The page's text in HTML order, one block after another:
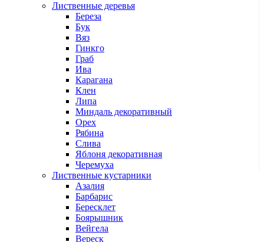
Лиственные деревья
Береза
Бук
Вяз
Гинкго
Граб
Ива
Карагана
Клен
Липа
Миндаль декоративный
Орех
Рябина
Слива
Яблоня декоративная
Черемуха
Лиственные кустарники
Азалия
Барбарис
Бересклет
Боярышник
Вейгела
Вереск